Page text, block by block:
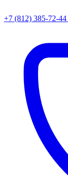
+7 (812) 385-72-44